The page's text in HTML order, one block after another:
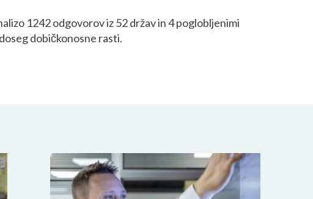
1242 odgovorov iz 52 držav in 4 poglobljenimi
dobičkonosne rasti.